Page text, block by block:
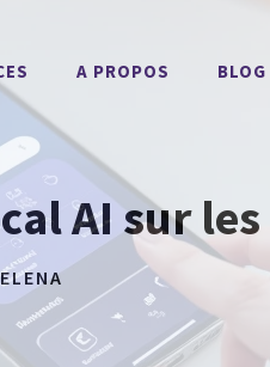
A PROPOS BLOG
AI sur
ELENA